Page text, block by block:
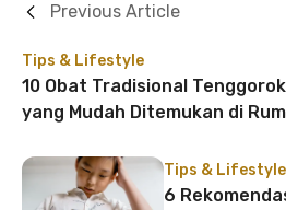
Tips & Lifestyle
10 Obat Tradisional
yang Mudah Ditemukan di
Previous Article
Tips & Lifestyle
6